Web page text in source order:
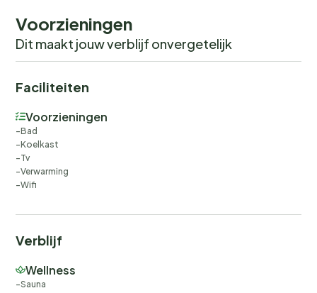
Voorzieningen
Dit maakt jouw verblijf onvergetelijk
Faciliteiten
Voorzieningen
Bad
Koelkast
Tv
Verwarming
Wifi
Verblijf
Wellness
Sauna